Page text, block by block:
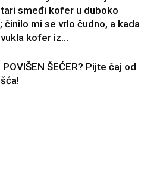
smeđi kofer u duboko
činilo mi se vrlo čudno, a kada
kofer iz...
POVIŠEN ŠEĆER? Pijte čaj od